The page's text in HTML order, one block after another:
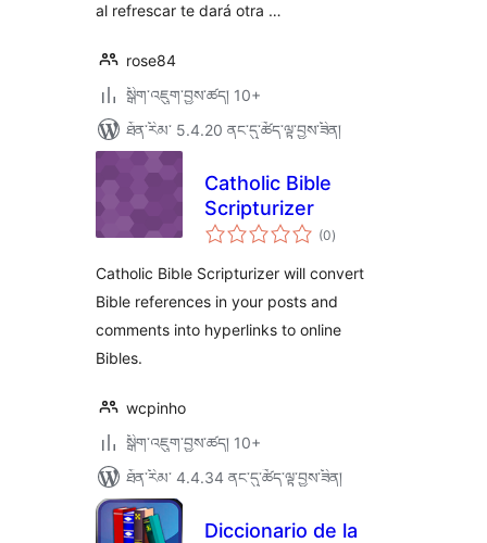
al refrescar te dará otra …
rose84
སྒྲིག་འཇུག་བྱས་ཚད། 10+
ཐོན་རིམ་ 5.4.20 ནང་དུ་ཚོད་ལྟ་བྱས་ཟིན།
Catholic Bible
Scripturizer
(0གདེང་
འཇོག་
ཚང་།
)
Catholic Bible Scripturizer will convert
Bible references in your posts and
comments into hyperlinks to online
Bibles.
wcpinho
སྒྲིག་འཇུག་བྱས་ཚད། 10+
ཐོན་རིམ་ 4.4.34 ནང་དུ་ཚོད་ལྟ་བྱས་ཟིན།
Diccionario de la